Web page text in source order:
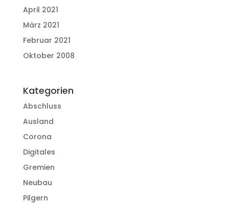
April 2021
März 2021
Februar 2021
Oktober 2008
Kategorien
Abschluss
Ausland
Corona
Digitales
Gremien
Neubau
Pilgern